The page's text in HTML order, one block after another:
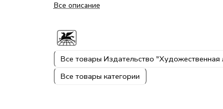
Все описание
Все товары Издательство "Художественная
Все товары категории